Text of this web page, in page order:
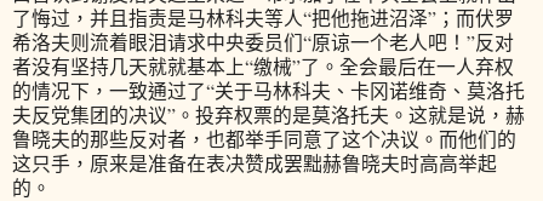
了悔过，并且指责是马林科夫等人“把他拖进沼泽”；而伏罗
希洛夫则流着眼泪请求中央委员们“原谅一个老人吧！”反对
者没有坚持几天就就基本上“缴械”了。全会最后在一人弃权
的情况下，一致通过了“关于马林科夫、卡冈诺维奇、莫洛托
夫反党集团的决议”。投弃权票的是莫洛托夫。这就是说，赫
鲁晓夫的那些反对者，也都举手同意了这个决议。而他们的
这只手，原来是准备在表决赞成罢黜赫鲁晓夫时高高举起
的。